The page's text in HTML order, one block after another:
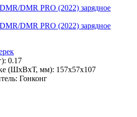
0.17
(ШxВxТ, мм): 157x57x107
Гонконг